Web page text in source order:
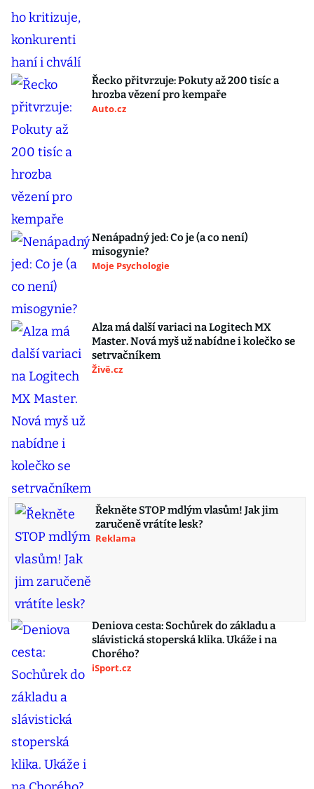
Řecko přitvrzuje: Pokuty až 200 tisíc a
hrozba vězení pro kempaře
Auto.cz
Nenápadný jed: Co je (a co není)
misogynie?
Moje Psychologie
Alza má další variaci na Logitech MX
Master. Nová myš už nabídne i kolečko se
setrvačníkem
Živě.cz
Řekněte STOP mdlým vlasům! Jak jim
zaručeně vrátíte lesk?
Reklama
Deniova cesta: Sochůrek do základu a
slávistická stoperská klika. Ukáže i na
Chorého?
iSport.cz